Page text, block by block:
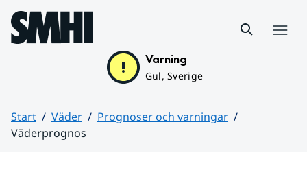
Hoppa till sidans innehåll
Varning
Gul, Sverige
Start Väder
Prognoser och varningar
Väderprognos